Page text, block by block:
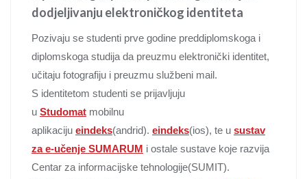
dodjeljivanju elektroničkog identiteta
Pozivaju se studenti prve godine preddiplomskoga i
diplomskoga studija da preuzmu elektronički identitet,
učitaju fotografiju i preuzmu službeni mail.
S identitetom studenti se prijavljuju
u Studomat mobilnu
aplikaciju eindeks(andrid). eindeks(ios), te u sustav
za e-učenje SUMARUM i ostale sustave koje razvija
Centar za informacijske tehnologije(SUMIT).